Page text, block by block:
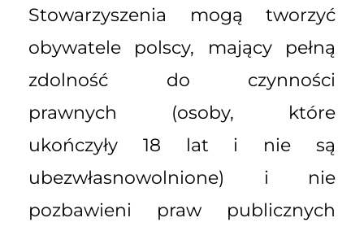
Stowarzyszenia mogą tworzyć
obywatele polscy, mający pełną
zdolność do czynności
prawnych (osoby, które
ukończyły 18 lat i nie są
ubezwłasnowolnione) i nie
pozbawieni praw publicznych